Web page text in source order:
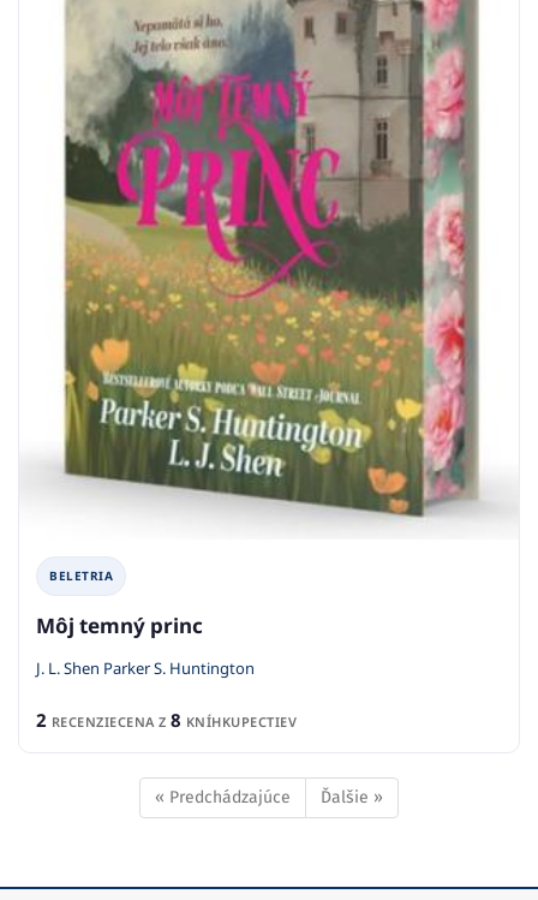
BELETRIA
Môj temný princ
J. L. Shen Parker S. Huntington
2 RECENZIECENA Z 8 KNÍHKUPECTIEV
« Predchádzajúce Ďalšie »